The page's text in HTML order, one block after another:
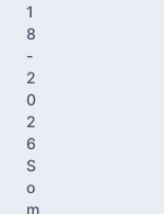
1
8
-
2
0
2
6
S
o
m